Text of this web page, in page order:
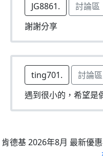
JG8861. 討論區
謝謝分享
ting701. 討論區
遇到很小的，希望是
肯德基 2026年8月 最新優